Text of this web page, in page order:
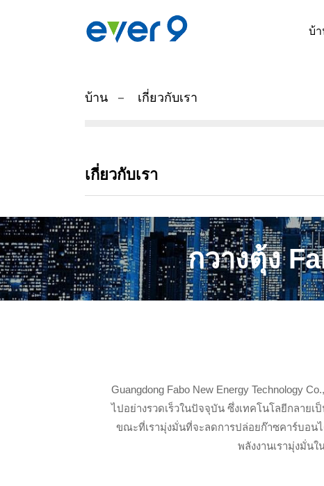
บ้
บ้าน เกี่ยวกับเรา
เกี่ยวกับเรา
กวางตุ้ง
Guangdong Fabo New Energy Technology
ไปอย่างรวดเร็วในปัจจุบัน ซึ่งเทคโนโลยีกลาย
ขณะที่เรามุ่งมั่นที่จะลดการปล่อยก๊าซคาร์บอน
พลังงานเรามุ่งมั่น